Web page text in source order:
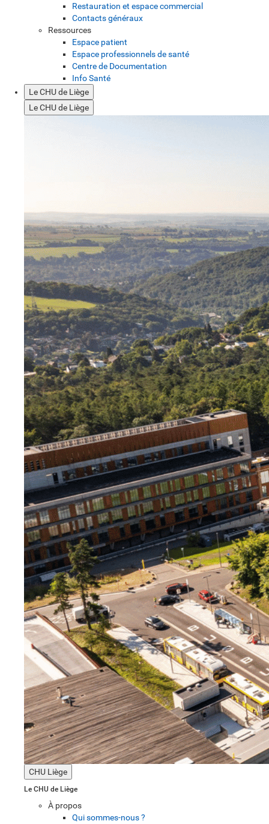
Restauration et espace commercial
Contacts généraux
Ressources
Espace patient
Espace professionnels de santé
Centre de Documentation
Info Santé
Le CHU de Liège
Le CHU de Liège
CHU Liège
Le CHU de Liège
À propos
Qui sommes-nous ?